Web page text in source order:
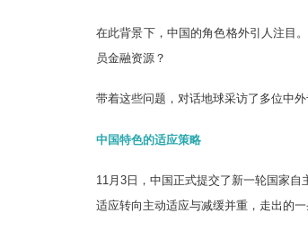
在此背景下，中国的角色格外引人注目
员金融资源？
带着这些问题，对话地球采访了多位中
中国特色的适应策略
11月3日，中国正式提交了新一轮国家
适应转向主动适应与减缓并重，走出的